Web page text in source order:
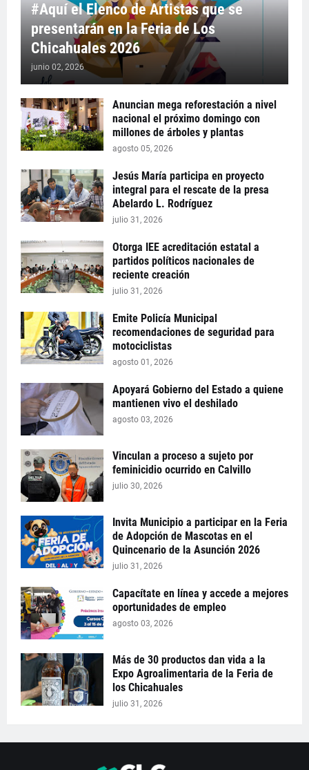
#Aquí el Elenco de Artistas que se
presentarán en la Feria de Los
Chicahuales 2026
junio 02, 2026
Anuncian mega reforestación a nivel
nacional el próximo domingo con
millones de árboles y plantas
agosto 05, 2026
Jesús María participa en proyecto
integral para el rescate de la presa
Abelardo L. Rodríguez
julio 31, 2026
Otorga IEE acreditación estatal a
partidos políticos nacionales de
reciente creación
julio 31, 2026
Emite Policía Municipal
recomendaciones de seguridad para
motociclistas
agosto 01, 2026
Apoyará Gobierno del Estado a quiene
mantienen vivo el deshilado
agosto 03, 2026
Vinculan a proceso a sujeto por
feminicidio ocurrido en Calvillo
julio 30, 2026
Invita Municipio a participar en la Feria
de Adopción de Mascotas en el
Quincenario de la Asunción 2026
julio 31, 2026
Capacítate en línea y accede a mejores
oportunidades de empleo
agosto 03, 2026
Más de 30 productos dan vida a la
Expo Agroalimentaria de la Feria de
los Chicahuales
julio 31, 2026